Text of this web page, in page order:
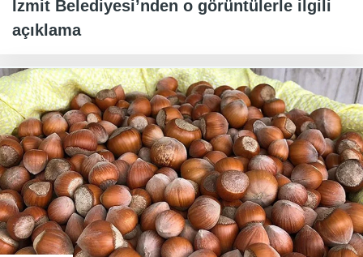
İzmit Belediyesi’nden o görüntülerle ilgili
açıklama